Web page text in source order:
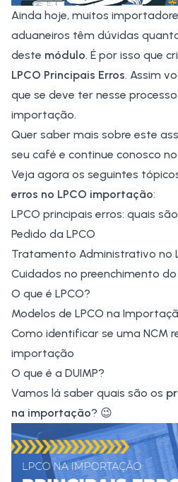
Ainda hoje, muitos
aduaneiros têm dúvidas
deste módulo. É por isso que
LPCO Principais Erros. Assim
que se deve ter nesse
importação.
Quer saber mais sobre este
seu café e continue conosco
Veja agora os seguintes
erros no LPCO importação:
LPCO principais erros: quais
Pedido da LPCO
Tratamento Administrativo no
Cuidados no preenchimento do
O que é LPCO?
Modelos de LPCO na
Como identificar se uma NCM
importação
O que é a DUIMP?
Vamos lá saber quais são os
na importação? 😉